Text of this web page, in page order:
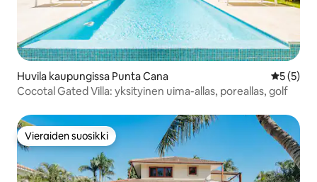
Huvila kaupungissa Punta Cana
5 (5)
Cocotal Gated Villa: yksityinen uima-allas, poreallas, golf
Vieraiden suosikki
Vieraiden suosikki